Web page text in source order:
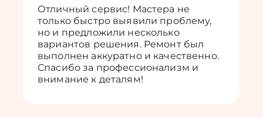
Отличный сервис! Мастера не
только быстро выявили проблему,
но и предложили несколько
вариантов решения. Ремонт был
выполнен аккуратно и качественно.
Спасибо за профессионализм и
внимание к деталям!